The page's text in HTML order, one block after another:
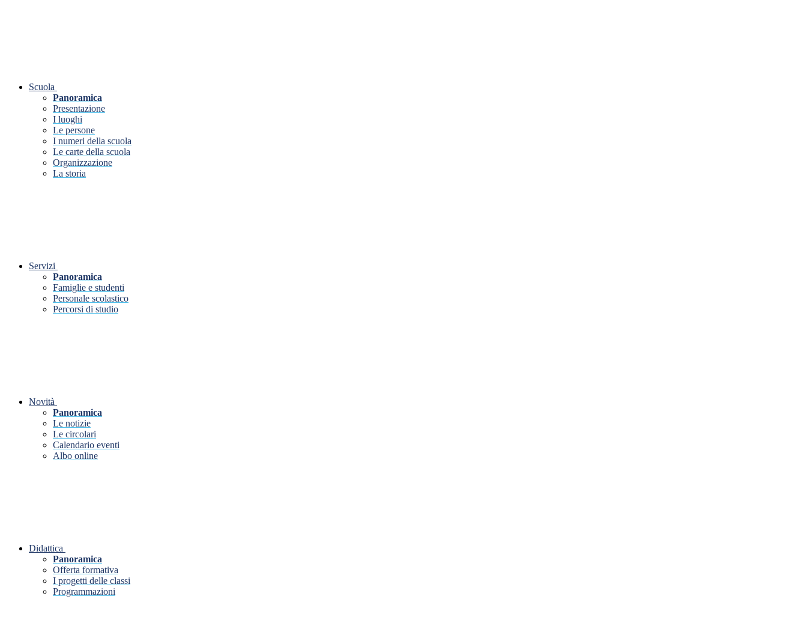
Scuola
Panoramica
Presentazione
I luoghi
Le persone
I numeri della scuola
Le carte della scuola
Organizzazione
La storia
Servizi
Panoramica
Famiglie e studenti
Personale scolastico
Percorsi di studio
Novità
Panoramica
Le notizie
Le circolari
Calendario eventi
Albo online
Didattica
Panoramica
Offerta formativa
I progetti delle classi
Programmazioni